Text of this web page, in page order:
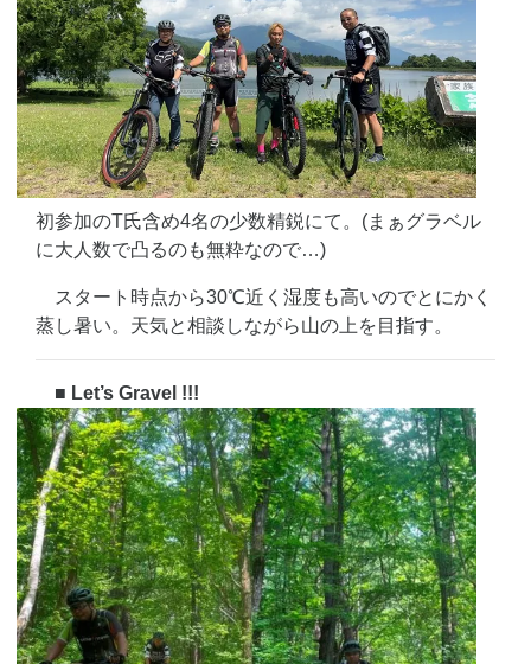
初参加のT氏含め4名の少数精鋭にて。(まぁグラベル
に大人数で凸るのも無粋なので…)
スタート時点から30℃近く湿度も高いのでとにかく
蒸し暑い。天気と相談しながら山の上を目指す。
■ Let’s Gravel !!!